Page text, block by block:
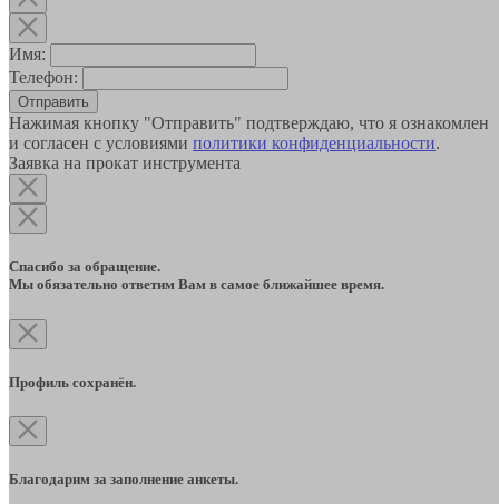
Имя:
Телефон:
Отправить
Нажимая кнопку "Отправить" подтверждаю, что я ознакомлен
и согласен с условиями политики конфиденциальности.
Заявка на прокат инструмента
Спасибо за обращение.
Мы обязательно ответим Вам в самое ближайшее время.
Профиль сохранён.
Благодарим за заполнение анкеты.